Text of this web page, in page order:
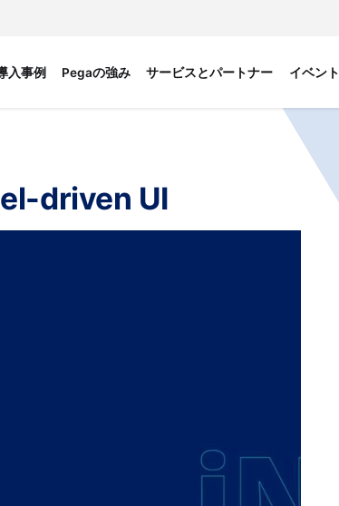
入事例 Pegaの強み サービスとパートナー イベント
driven UI